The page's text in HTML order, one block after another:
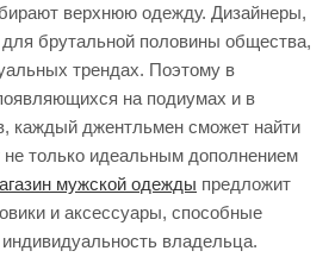
верхнюю одежду. Дизайнеры,
брутальной половины общества,
трендах. Поэтому в
на подиумах и в
каждый джентльмен сможет найти
не только идеальным дополнением
мужской одежды предложит
и аксессуары, способные
индивидуальность владельца.